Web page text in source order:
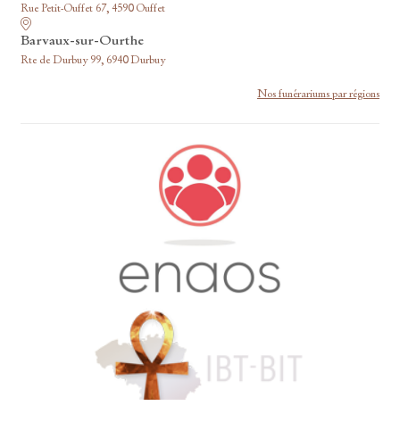
Rue Petit-Ouffet 67, 4590 Ouffet
Barvaux-sur-Ourthe
Rte de Durbuy 99, 6940 Durbuy
Nos funérariums par régions